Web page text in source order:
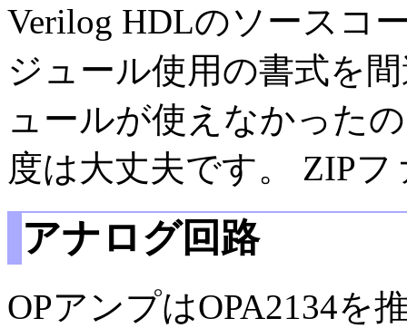
Verilog HDLのソースコ
ジュール使用の書式を
ュールが使えなかった
度は大丈夫です。 ZIP
アナログ回路
OPアンプはOPA2134を